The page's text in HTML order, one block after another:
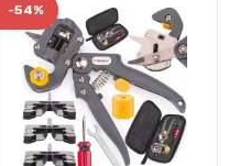
-54%